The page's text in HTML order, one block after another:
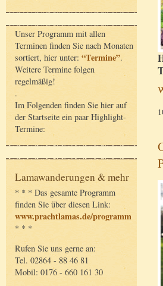
Unser Programm mit allen
Terminen finden Sie nach Monaten
sortiert, hier unter: “Termine”.
Weitere Termine folgen
regelmäßig!
.
Im Folgenden finden Sie hier auf
der Startseite ein paar Highlight-
Termine:
Lamawanderungen & mehr
* * * Das gesamte Programm
finden Sie über diesen Link:
www.prachtlamas.de/programm
* * *
Rufen Sie uns gerne an:
Tel. 02864 - 88 46 81
Mobil: 0176 - 660 161 30